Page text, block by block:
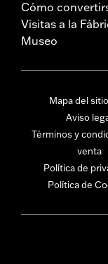
Cómo
Visitas a la
Museo
Mapa del
Aviso
Términos y
venta
Política de
Política de